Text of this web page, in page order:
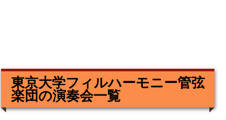
東京大学フィルハーモニー管弦
楽団の演奏会一覧